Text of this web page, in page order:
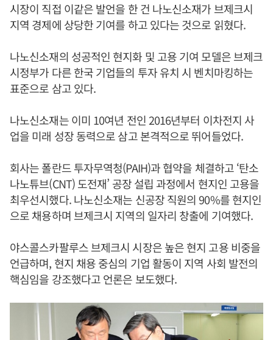
시장이 직접 이같은 발언을 한 건 나노신소재가 브제크시
지역 경제에 상당한 기여를 하고 있다는 것으로 읽혔다.
나노신소재의 성공적인 현지화 및 고용 기여 모델은 브제크
시정부가 다른 한국 기업들의 투자 유치 시 벤치마킹하는
표준으로 삼고 있다.
나노신소재는 이미 10여년 전인 2016년부터 이차전지 사
업을 미래 성장 동력으로 삼고 본격적으로 뛰어들었다.
회사는 폴란드 투자무역청(PAIH)과 협약을 체결하고 ‘탄소
나노튜브(CNT) 도전재’ 공장 설립 과정에서 현지인 고용을
최우선시했다. 나노신소재는 신공장 직원의 90%를 현지인
으로 채용하며 브제크시 지역의 일자리 창출에 기여했다.
야스콜스카팔루스 브제크시 시장은 높은 현지 고용 비중을
언급하며, 현지 채용 중심의 기업 활동이 지역 사회 발전의
핵심임을 강조했다고 언론은 보도했다.